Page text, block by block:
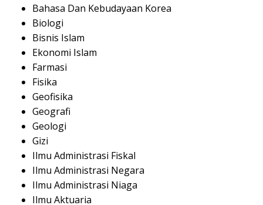
Bahasa Dan Kebudayaan Korea
Biologi
Bisnis Islam
Ekonomi Islam
Farmasi
Fisika
Geofisika
Geografi
Geologi
Gizi
Ilmu Administrasi Fiskal
Ilmu Administrasi Negara
Ilmu Administrasi Niaga
Ilmu Aktuaria